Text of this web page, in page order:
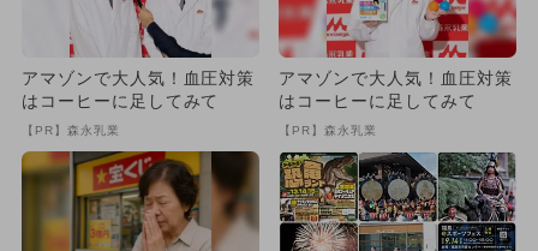
アマゾンで大人気！血圧対策
はコーヒーに足してみて
【PR】森永乳業
アマゾンで大人気！血圧対策
はコーヒーに足してみて
【PR】森永乳業